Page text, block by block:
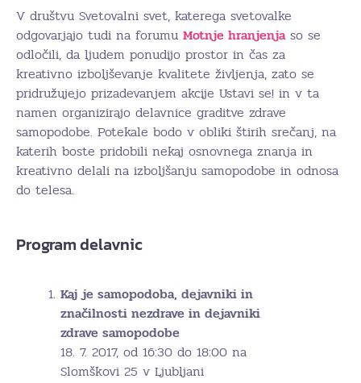
V društvu Svetovalni svet, katerega svetovalke
odgovarjajo tudi na forumu Motnje hranjenjaso se
odločili, da ljudem ponudijo prostor in čas za
kreativno izboljševanje kvalitete življenja, zato se
pridružujejo prizadevanjem akcije Ustavi se! in v ta
namen organizirajo delavnice graditve zdrave
samopodobe. Potekale bodo v obliki štirih srečanj, na
katerih boste pridobili nekaj osnovnega znanja in
kreativno delali na izboljšanju samopodobe in odnosa
do telesa.
Program delavnic
Kaj je samopodoba, dejavniki in
značilnosti nezdrave in dejavniki
zdrave samopodobe
18. 7. 2017, od 16:30 do 18:00 na
Slomškovi 25 v Ljubljani